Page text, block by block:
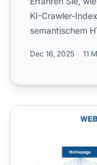
KI-Crawler-
semantischem
Dec 16, 2025 11
Seitenarchitektur